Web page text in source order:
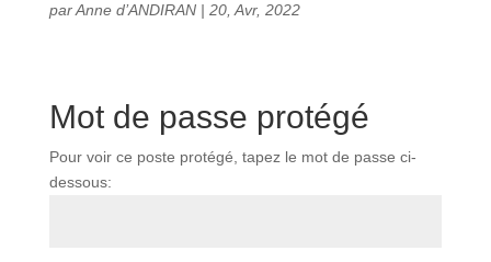
parAnne d’ANDIRAN| 20, Avr, 2022
Mot de passe protégé
Pour voir ce poste protégé, tapez le mot de passe ci-
dessous: